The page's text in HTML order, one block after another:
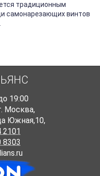
традиционным
самонарезающих винтов
19:00
Москва,
Южная,10,
2101
8303